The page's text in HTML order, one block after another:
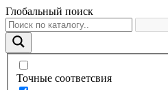
Глобальный поиск
Точные соответсвия